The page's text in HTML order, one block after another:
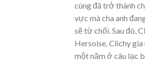
cùng đã trở thành
vực mà cha anh
sẽ từ chối. Sau đó,
Hersoise, Clichy
một năm ở câu lạc